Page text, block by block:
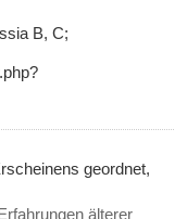
B, C;
geordnet,
älterer